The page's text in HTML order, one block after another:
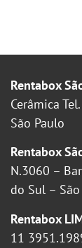
Rentabox
Cerâmica
São Paulo
Rentabox
N.3060 –
do Sul –
Rentabox
11